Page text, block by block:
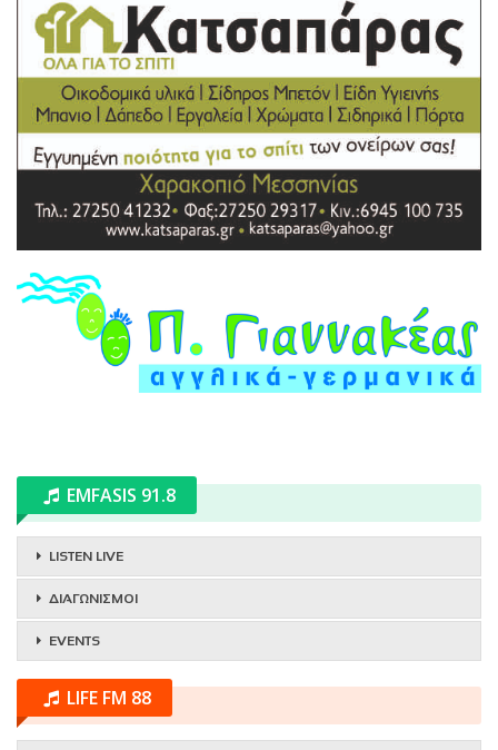
EMFASIS 91.8
LISTEN LIVE
ΔΙΑΓΩΝΙΣΜΟΙ
EVENTS
LIFE FM 88